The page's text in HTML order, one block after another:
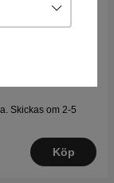
Skickas om 2-5
Köp